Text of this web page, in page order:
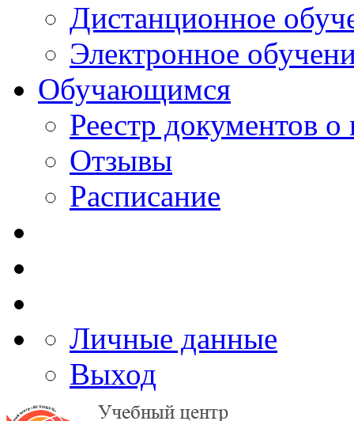
Дистанционное
Электронное
Обучающимся
Реестр документов
Отзывы
Расписание
Личные данные
Выход